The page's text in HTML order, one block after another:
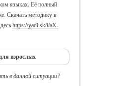
языках. Её полный
Скачать методику в
https://yadi.sk/i/aX-
взрослых
в данной ситуации?